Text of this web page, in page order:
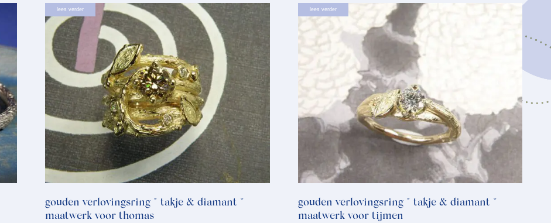
lees verder
gouden verlovingsring * takje & diamant *
maatwerk voor thomas
lees verder
gouden verlovingsring * takje & diamant *
maatwerk voor tijmen